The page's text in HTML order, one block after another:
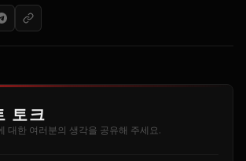
토크
대한 여러분의 생각을 공유해 주세요.